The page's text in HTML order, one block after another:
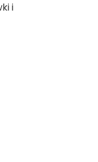
i